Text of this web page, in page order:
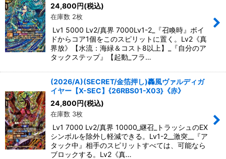
24,800円(税込)
在庫数 2枚
Lv1 5000 Lv2/真界 7000Lv1-2_『召喚時』ボイ
ドからコア1個をこのスピリットに置く。Lv2《真
界放》【水流：海緑＆コスト8以上】_『自分のア
タックステップ』【起動_フラ…
(2026/A)(SECRET/金箔押し)轟風ヴァルディガ
イヤー【X-SEC】{26RBS01-X03}《赤》
24,800円(税込)
在庫数 3枚
Lv1 7000 Lv2/真界 10000_継召_トラッシュのEX
シンボルを除外し軽減できる。Lv1-2__激突__『ア
タック中』相手のスピリットすべては、可能なら
ブロックする。Lv2《真…